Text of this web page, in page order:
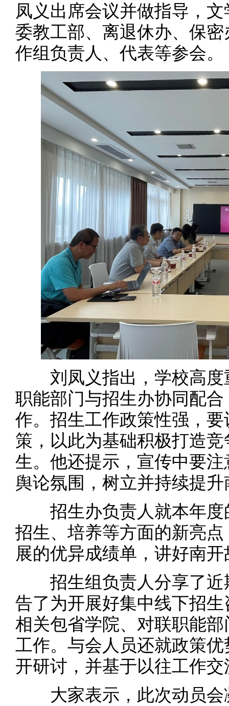
凤义出席会议并做指导，
委教工部、离退休办、保
作组负责人、代表等参会。
刘凤义指出，学校高度
职能部门与招生办协同配
作。招生工作政策性强，
策，以此为基础积极打造
生。他还提示，宣传中要
舆论氛围，树立并持续提
招生办负责人就本年度
招生、培养等方面的新亮
展的优异成绩单，讲好南开
招生组负责人分享了近
告了为开展好集中线下招
相关包省学院、对联职能
工作。与会人员还就政策
开研讨，并基于以往工作
大家表示，此次动员会